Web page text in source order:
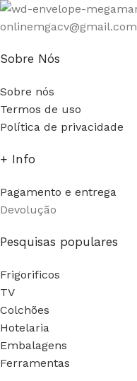
onlinemgacv@gmail.com
Sobre Nós
Sobre nós
Termos de uso
Política de privacidade
+ Info
Pagamento e entrega
Devolução
Pesquisas populares
Frigorificos
TV
Colchões
Hotelaria
Embalagens
Ferramentas